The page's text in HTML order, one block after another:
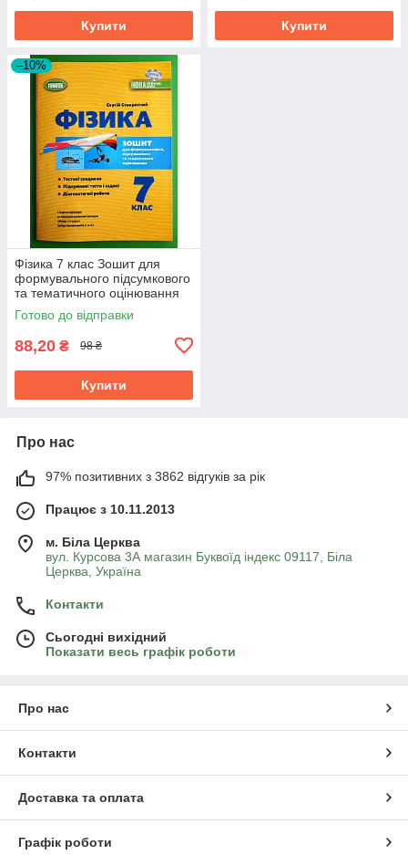
Купити Купити
–10%
Фізика 7 клас Зошит для
формувального підсумкового
та тематичного оцінювання
Стократний Генеза
Готово до відправки
88,20 ₴ 98 ₴
Купити
Про нас
97% позитивних з 3862 відгуків за рік
Працює з 10.11.2013
м. Біла Церква
вул. Курсова 3А магазин Буквоїд індекс 09117, Біла
Церква, Україна
Контакти
Сьогодні вихідний
Показати весь графік роботи
Про нас
Контакти
Доставка та оплата
Графік роботи